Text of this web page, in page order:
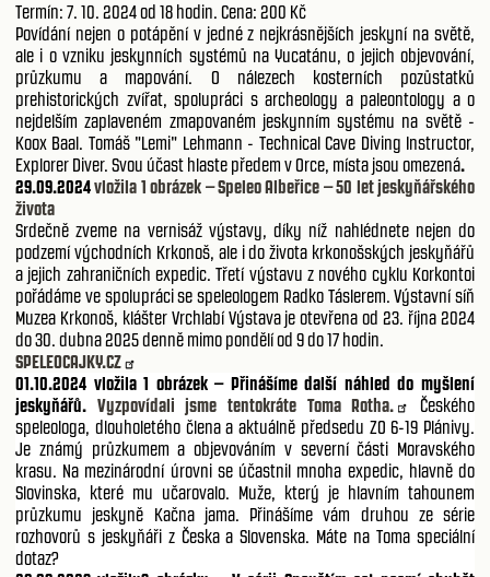
Termín: 7. 10. 2024 od 18 hodin. Cena: 200 Kč
Povídání nejen o potápění v jedné z nejkrásnějších jeskyní na světě,
ale i o vzniku jeskynních systémů na Yucatánu, o jejich objevování,
průzkumu a mapování. O nálezech kosterních pozůstatků
prehistorických zvířat, spolupráci s archeology a paleontology a o
nejdelším zaplaveném zmapovaném jeskynním systému na světě -
Koox Baal. Tomáš "Lemi" Lehmann - Technical Cave Diving Instructor,
Explorer Diver. Svou účast hlaste předem v Orce, místa jsou omezená.
29.09.2024vložila 1 obrázek – Speleo Albeřice – 50 let jeskyňářského
života
Srdečně zveme na vernisáž výstavy, díky níž nahlédnete nejen do
podzemí východních Krkonoš, ale i do života krkonošských jeskyňářů
a jejich zahraničních expedic. Třetí výstavu z nového cyklu Korkontoi
pořádáme ve spolupráci se speleologem Radko Táslerem. Výstavní síň
Muzea Krkonoš, klášter Vrchlabí Výstava je otevřena od 23. října 2024
do 30. dubna 2025 denně mimo pondělí od 9 do 17 hodin.
SPELEOCAJKY.CZ
01.10.2024 vložila 1 obrázek – Přinášíme další náhled do myšlení
jeskyňářů. Vyzpovídali jsme tentokráte Toma Rotha.
Českého
speleologa, dlouholetého člena a aktuálně předsedu ZO 6-19 Plánivy.
Je známý průzkumem a objevováním v severní části Moravského
krasu. Na mezinárodní úrovni se účastnil mnoha expedic, hlavně do
Slovinska, které mu učarovalo. Muže, který je hlavním tahounem
průzkumu jeskyně Kačna jama. Přinášíme vám druhou ze série
rozhovorů s jeskyňáři z Česka a Slovenska. Máte na Toma speciální
dotaz?